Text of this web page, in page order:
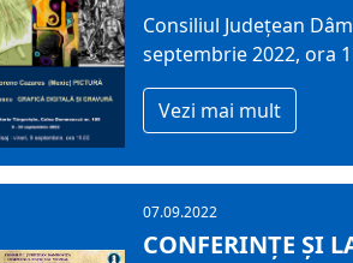
Consiliul Județean
septembrie 2022, ora
Vezi mai mult
07.09.2022
CONFERINȚE ȘI